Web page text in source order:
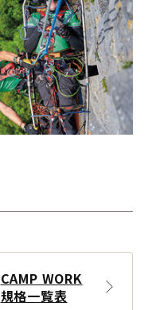
CAMP WORK
規格一覧表